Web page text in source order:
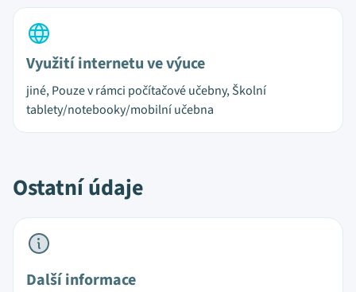
Využití internetu ve výuce
jiné, Pouze v rámci počítačové učebny, Školní
tablety/notebooky/mobilní učebna
Ostatní údaje
Další informace